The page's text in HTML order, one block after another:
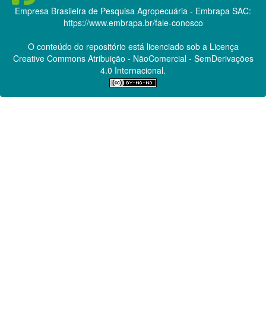
Empresa Brasileira de Pesquisa Agropecuária - Embrapa SAC:
https://www.embrapa.br/fale-conosco
O conteúdo do repositório está licenciado sob a Licença
Creative CommonsAtribuição - NãoComercial - SemDerivações
4.0 Internacional.